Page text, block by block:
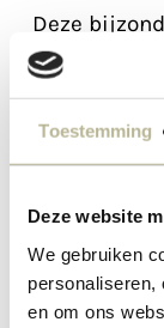
Toestemming
Deze website
We gebruiken
personaliseren,
en om ons
Deze
prachtige